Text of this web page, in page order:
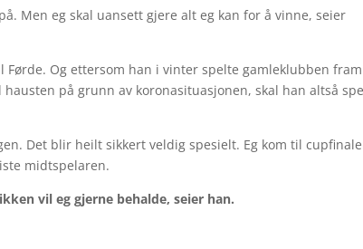
Men eg skal uansett gjere alt eg kan for å vinne, seier
Førde. Og ettersom han i vinter spelte gamleklubben
på grunn av koronasituasjonen, skal han altså
Det blir heilt sikkert veldig spesielt. Eg kom til
midtspelaren.
vil eg gjerne behalde, seier han.